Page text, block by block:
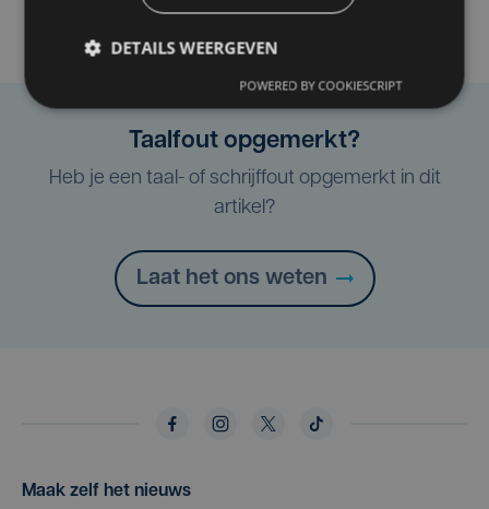
Taalfout opgemerkt?
Heb je een taal- of schrijffout opgemerkt in dit
artikel?
Laat het ons weten
Maak zelf het nieuws
DETAILS WEERGEVEN
POWERED BY COOKIESCRIPT